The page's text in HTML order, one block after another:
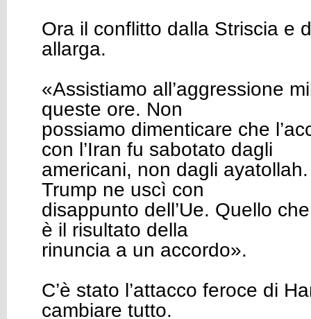
Ora il conflitto dalla Striscia e
allarga.
«Assistiamo all’aggressione
queste ore. Non
possiamo dimenticare che
con l’Iran fu sabotato dagli
americani, non dagli ayatollah.
Trump ne uscì con
disappunto dell’Ue. Quello
è il risultato della
rinuncia a un accordo».
C’è stato l’attacco feroce di
cambiare tutto.